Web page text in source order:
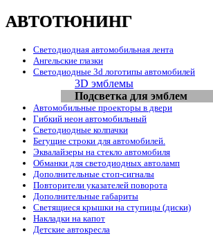
АВТОТЮНИНГ
Светодиодная автомобильная лента
Ангельские глазки
Светодиодные 3d логотипы автомобилей
3D эмблемы
Подсветка для эмблем
Автомобильные проекторы в двери
Гибкий неон автомобильный
Светодиодные колпачки
Бегущие строки для автомобилей.
Эквалайзеры на стекло автомобиля
Обманки для светодиодных автоламп
Дополнительные стоп-сигналы
Повторители указателей поворота
Дополнительные габариты
Светящиеся крышки на ступицы (диски)
Накладки на капот
Детские автокресла